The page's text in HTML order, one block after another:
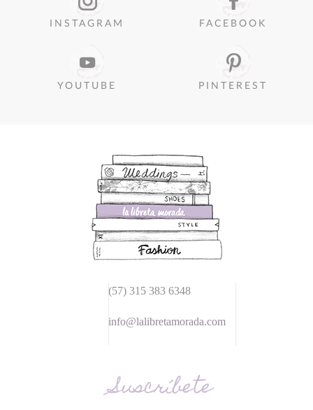
INSTAGRAM FACEBOOK
YOUTUBE PINTEREST
(57) 315 383 6348
info@lalibretamorada.com
Suscríbete